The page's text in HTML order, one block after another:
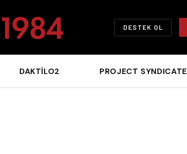
DESTEK OL
DAKTILO2 PROJECT SYNDICATE